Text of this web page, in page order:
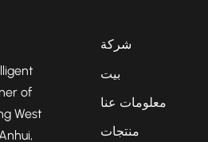
of
West
شركة
بيت
معلومات عنا
منتجات